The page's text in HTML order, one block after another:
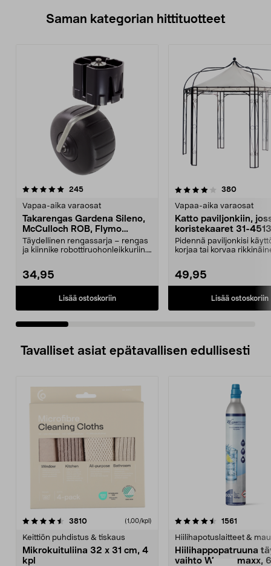
Saman kategorian hittituotteet
245arvostelut
Vapaa-aika varaosat
Takarengas Gardena Sileno,
McCulloch ROB, Flymo
Easilife
Täydellinen rengassarja – rengas
ja kiinnike robottiruohonleikkuriin.
34,95
Lisää ostoskoriin
4.0 viidestä
380arvostelut
Vapaa-aika varaosat
Katto paviljonkiin,
koristekaaret 31-4513
Pidennä paviljonkisi
korjaa tai korvaa
49,95
Lisää ostoskoriin
4.0 viidestä
Tavalliset asiat epätavallisen edullisesti
3810arvostelut (1,00/kpl)
Keittiön puhdistus & tiskaus
Mikrokuituliina 32 x 31 cm, 4
kpl
4.5viidestä
1561
Hiilihapotuslaitteet &
Hiilihappopatruuna
vaihto Wassermaxx,
4.5viidestä